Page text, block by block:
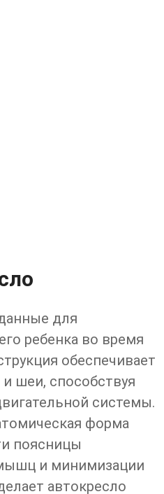
для
ребенка во время
обеспечивает
шеи, способствуя
системы.
форма
поясницы
и минимизации
автокресло